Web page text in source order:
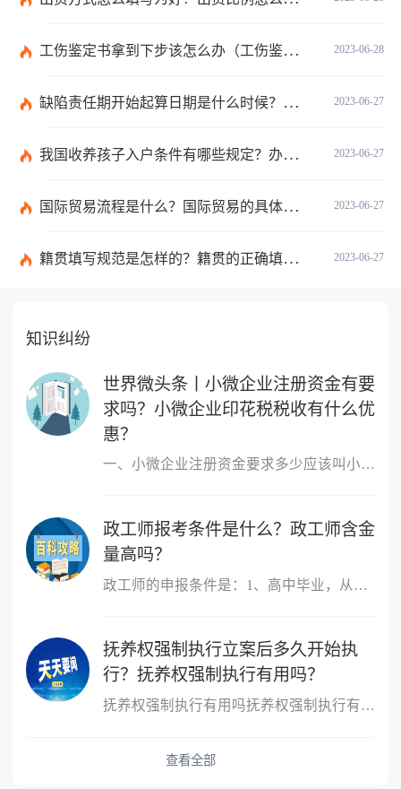
2023-06-28
工伤鉴定书拿到下步该怎么办（工伤鉴定后要是对伤残等级结论不服怎么办）
2023-06-27
缺陷责任期开始起算日期是什么时候？缺陷责任终止证书签发的必要条件是什么？
2023-06-27
我国收养孩子入户条件有哪些规定？办理收养登记的事实收养情况有几种？
2023-06-27
国际贸易流程是什么？国际贸易的具体流程的内容都有哪些？
2023-06-27
籍贯填写规范是怎样的？籍贯的正确填写规范是什么？-天天微动态
知识纠纷
世界微头条丨小微企业注册资金有要
求吗？小微企业印花税税收有什么优
惠？
一、小微企业注册资金要求多少应该叫小微企业，小微企业的概念跟注
政工师报考条件是什么？政工师含金
量高吗？
政工师的申报条件是：1、高中毕业，从事思想政治工作三年以上;2、大
抚养权强制执行立案后多久开始执
行？抚养权强制执行有用吗？
抚养权强制执行有用吗抚养权强制执行有用，抚养权也是可以申请强制
查看全部